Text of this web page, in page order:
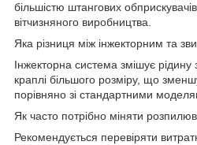
більшістю штангових
вітчизняного виробництва.
Яка різниця між інжекторним та
Інжекторна система змішує
краплі більшого розміру, що
порівняно зі стандартними
Як часто потрібно міняти
Рекомендується перевіряти